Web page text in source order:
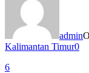
admin
Kalimantan Timur0
6